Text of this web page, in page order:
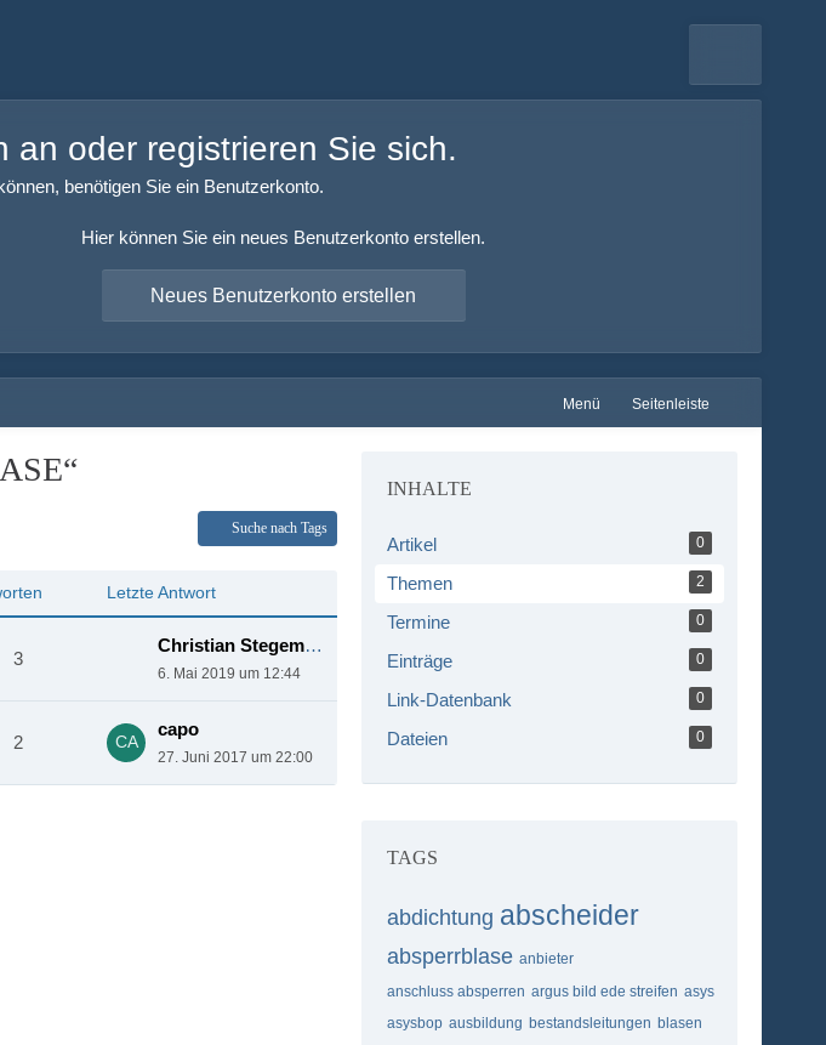
an oder registrieren Sie sich.
benötigen Sie ein Benutzerkonto.
Hier können Sie ein neues Benutzerkonto erstellen.
Neues Benutzerkonto erstellen
Menü Seitenleiste
Suche nach Tags
Letzte Antwort
3
Christian Stegemann
6. Mai 2019 um 12:44
2
capo
27. Juni 2017 um 22:00
INHALTE
Artikel 0
Themen 2
Termine 0
Einträge 0
Link-Datenbank 0
Dateien 0
TAGS
abdichtung abscheider
absperrblase anbieter
anschluss absperren argus bild ede streifen asys
asysbop ausbildung bestandsleitungen blasen